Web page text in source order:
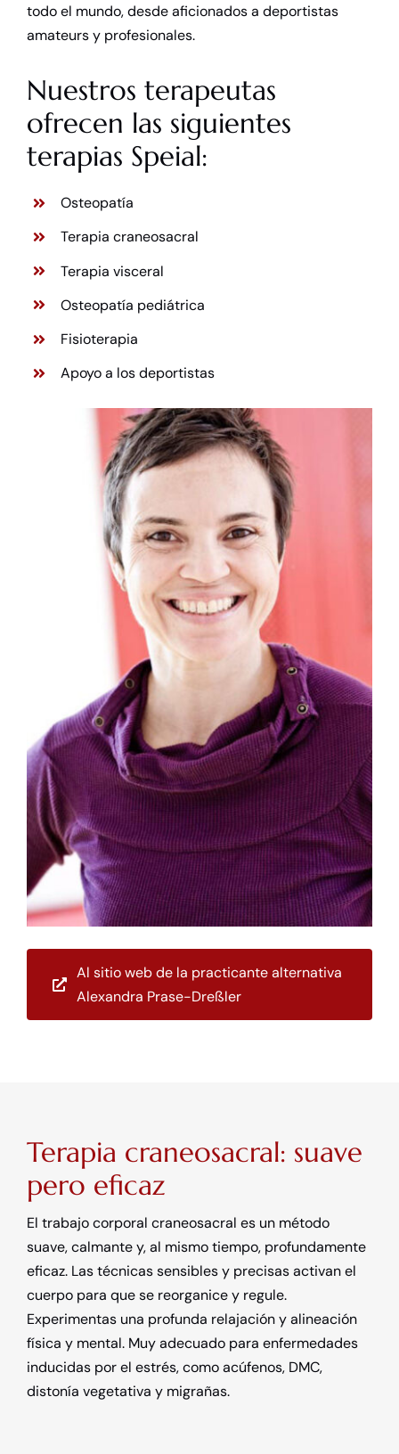
todo el mundo, desde aficionados a deportistas
amateurs y profesionales.
Nuestros terapeutas
ofrecen las siguientes
terapias Speial:
Osteopatía
Terapia craneosacral
Terapia visceral
Osteopatía pediátrica
Fisioterapia
Apoyo a los deportistas
Al sitio web de la practicante alternativa
Alexandra Prase-Dreßler
Terapia craneosacral: suave
pero eficaz
El trabajo corporal craneosacral es un método
suave, calmante y, al mismo tiempo, profundamente
eficaz. Las técnicas sensibles y precisas activan el
cuerpo para que se reorganice y regule.
Experimentas una profunda relajación y alineación
física y mental. Muy adecuado para enfermedades
inducidas por el estrés, como acúfenos, DMC,
distonía vegetativa y migrañas.